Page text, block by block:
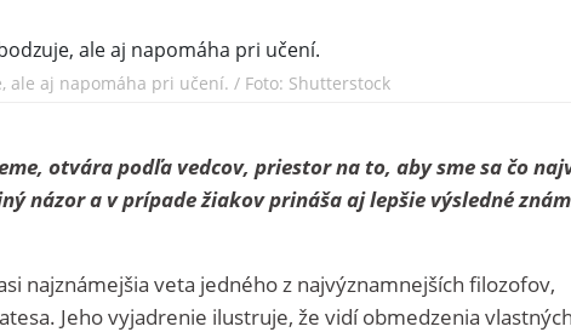
ale aj napomáha pri učení. / Foto: Shutterstock
otvára podľa vedcov, priestor na to, aby sme sa čo
názor a v prípade žiakov prináša aj lepšie výsledné
najznámejšia veta jedného z najvýznamnejších filozofov,
Jeho vyjadrenie ilustruje, že vidí obmedzenia vlastných